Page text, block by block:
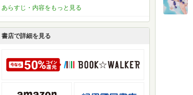
あらすじ・内容をもっと見る
書店で詳細を見る